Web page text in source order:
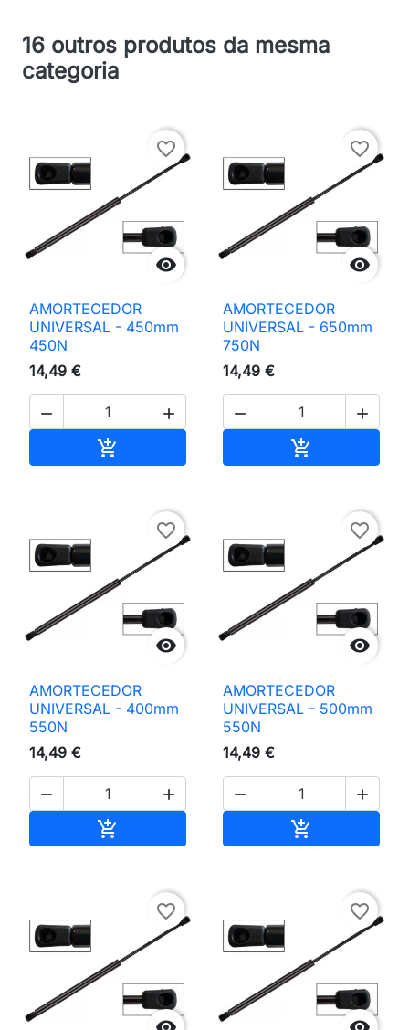
16 outros produtos da mesma
categoria

favorite_border
AMORTECEDOR
UNIVERSAL - 450mm
450N
14,49 €
 


favorite_border
AMORTECEDOR
UNIVERSAL - 650mm
750N
14,49 €
 


favorite_border
AMORTECEDOR
UNIVERSAL - 400mm
550N
14,49 €
 


favorite_border
AMORTECEDOR
UNIVERSAL - 500mm
550N
14,49 €
 

favorite_border favorite_border